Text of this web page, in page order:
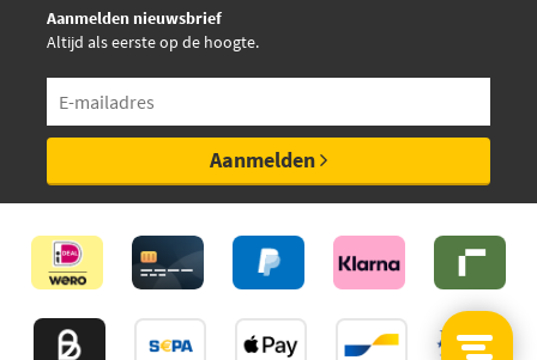
Aanmelden nieuwsbrief
Altijd als eerste op de hoogte.
Aanmelden